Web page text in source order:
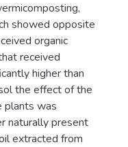
showed opposite
organic
received
higher than
the effect of the
plants was
naturally present
extracted from